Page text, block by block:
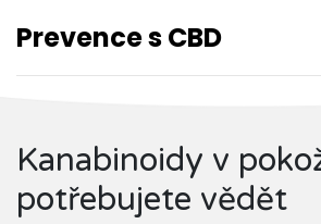
Prevence s CBD
Kanabinoidy v
potřebujete vědět